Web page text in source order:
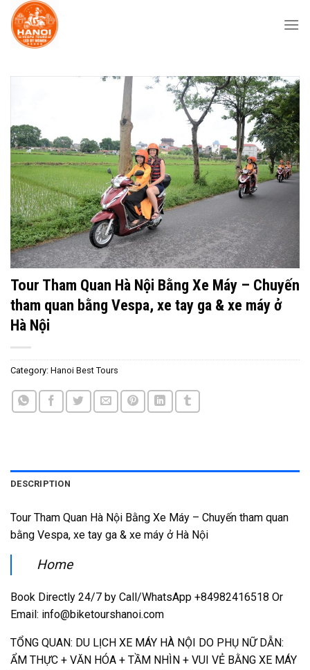
Skip
content
Tour Tham Quan Hà Nội Bằng Xe Máy – Chuyến
tham quan bằng Vespa, xe tay ga & xe máy ở
Hà Nội
Category: Hanoi Best Tours
DESCRIPTION
Tour Tham Quan Hà Nội Bằng Xe Máy – Chuyến tham quan
bằng Vespa, xe tay ga & xe máy ở Hà Nội
Home
Book Directly 24/7 by Call/WhatsApp +84982416518 Or
Email: info@biketourshanoi.com
TỔNG QUAN: DU LỊCH XE MÁY HÀ NỘI DO PHỤ NỮ DẪN:
ẨM THỰC + VĂN HÓA + TẦM NHÌN + VUI VẺ BẰNG XE MÁY